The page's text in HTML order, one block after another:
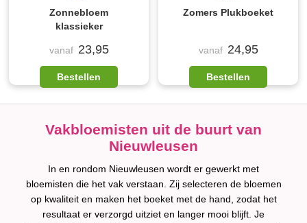
Zonnebloem
klassieker
vanaf 23,95
Bestellen
Zomers Plukboeket
vanaf 24,95
Bestellen
Vakbloemisten uit de buurt van
Nieuwleusen
In en rondom Nieuwleusen wordt er gewerkt met
bloemisten die het vak verstaan. Zij selecteren de bloemen
op kwaliteit en maken het boeket met de hand, zodat het
resultaat er verzorgd uitziet en langer mooi blijft. Je